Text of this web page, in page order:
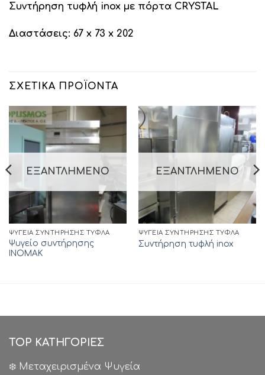
Συντήρηση τυφλή inox με πόρτα CRYSTAL
Διαστάσεις: 67 x 73 x 202
ΣΧΕΤΙΚΆ ΠΡΟΪΌΝΤΑ
ΕΞΑΝΤΛΗΜΈΝΟ
ΨΥΓΕΊΑ ΣΥΝΤΉΡΗΣΗΣ ΤΥΦΛΆ
Ψυγείο συντήρησης
ΙΝΟΜΑΚ
ΕΞΑΝΤΛΗΜΈΝΟ
ΨΥΓΕΊΑ ΣΥΝΤΉΡΗΣΗΣ ΤΥΦΛΆ
Συντήρηση τυφλή inox
TOP ΚΑΤΗΓΟΡΙΕΣ
❄️ Μεταχειρισμένα Ψυγεία